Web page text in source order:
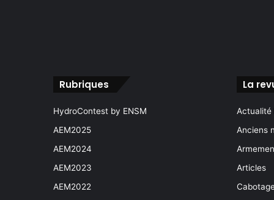
Rubriques
HydroContest by ENSM
AEM2025
AEM2024
AEM2023
AEM2022
La
Actualité
Anciens
Articles